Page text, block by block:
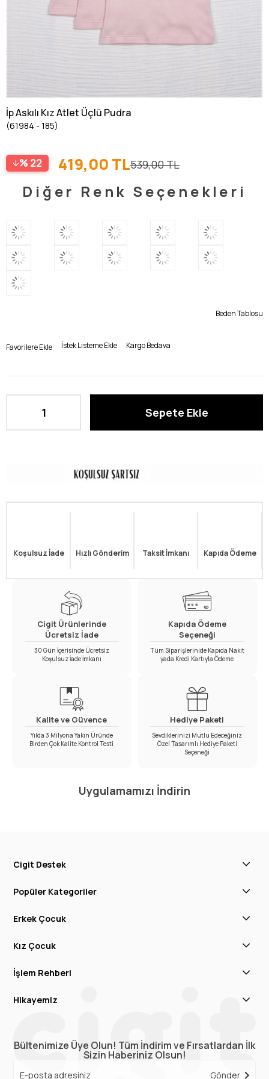
İp Askılı Kız Atlet Üçlü Pudra
(61984 - 185)
22 539,00 TL
419,00 TL
Diğer Renk Seçenekleri
Beden Tablosu
Favorilere Ekle İstek Listeme Ekle Kargo Bedava
Koşulsuz İade Hızlı Gönderim Taksit İmkanı Kapıda Ödeme
Cigit Ürünlerinde
Ücretsiz İade
30 Gün İçerisinde Ücretsiz
Koşulsuz İade İmkanı
Kapıda Ödeme
Seçeneği
Tüm Siparişlerinide Kapıda Nakit
yada Kredi Kartıyla Ödeme
Kalite ve Güvence
Yılda 3 Milyona Yakın Üründe
Birden Çok Kalite Kontrol Testi
Hediye Paketi
Sevdiklerinizi Mutlu Edeceğiniz
Özel Tasarımlı Hediye Paketi
Seçeneği
Uygulamamızı İndirin
Cigit Destek
Popüler Kategoriler
Erkek Çocuk
Kız Çocuk
İşlem Rehberi
Hikayemiz
Bültenimize Üye Olun! Tüm İndirim ve Fırsatlardan İlk
Sizin Haberiniz Olsun!
Gönder